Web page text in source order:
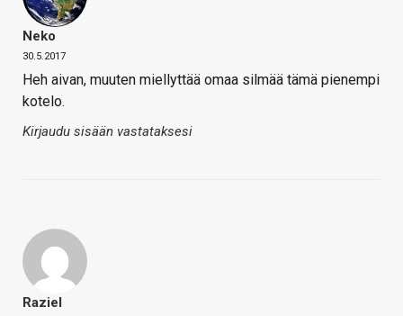
Neko
30.5.2017
Heh aivan, muuten miellyttää omaa silmää tämä pienempi
kotelo.
Kirjaudu sisään vastataksesi
Raziel